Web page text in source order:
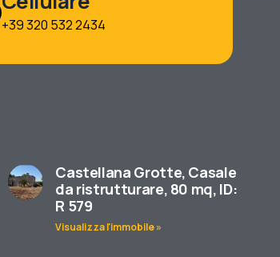
+39 320 532 2434
Castellana Grotte, Casale
da ristrutturare, 80 mq, ID:
R 579
Visualizza l'immobile »